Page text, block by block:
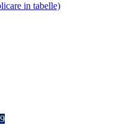
in tabelle)